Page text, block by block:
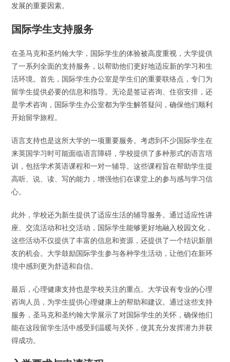
发展的重要因素。
国际学生支持服务
在圣马克和圣约翰大学，国际学生的体验被高度重视，大学提供
了一系列全面的支持服务，以帮助他们更好地适应新的学习和生
活环境。首先，国际学生办公室是学生们的重要联络点，专门为
留学生提供必要的信息和指导。无论是签证咨询、住宿安排，还
是学术咨询，国际学生办公室都为学生解答疑问，确保他们顺利
开始留学旅程。
语言支持也是这所大学的一项重要服务。考虑到不少国际学生在
来英国学习时可能面临语言障碍，学校提供了多种形式的语言培
训，包括学术英语课程和一对一辅导。这些课程旨在帮助学生提
高听、说、读、写的能力，增强他们在课堂上的参与感与学习信
心。
此外，学校还为新生提供了适应生活的辅导服务。通过适应性讲
座、交流活动和社交活动，国际学生能够更好地融入校园文化，
这些活动不仅提供了丰富的信息和资源，还提供了一个结识新朋
友的机会。大学鼓励国际学生参与各种学生活动，让他们在新环
境中感到更为舒适和自信。
最后，心理健康支持也是学校关注的重点。大学设有专业的心理
咨询人员，为学生提供心理健康上的帮助和建议。通过这些支持
服务，圣马克和圣约翰大学展示了对国际学生的关怀，确保他们
能在这段留学生活中感受到温暖与关怀，使其充分发挥潜力并获
得成功。